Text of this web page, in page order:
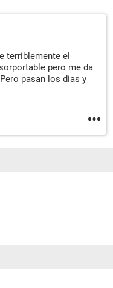
terriblemente el
pero me da
pasan los dias y